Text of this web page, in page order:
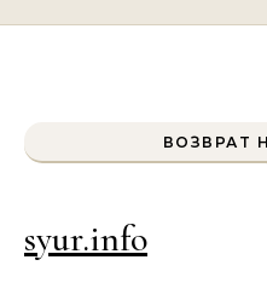
ВОЗВРАТ
syur.info